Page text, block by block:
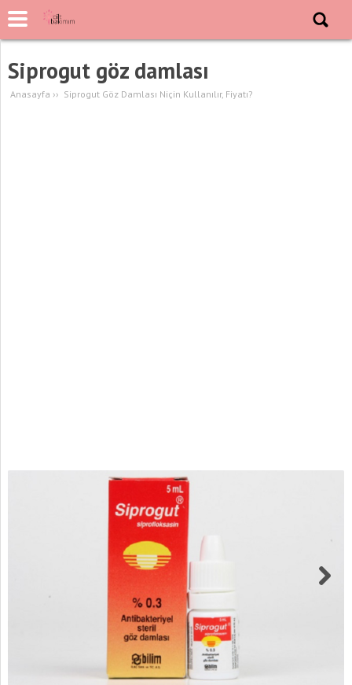
Siprogut göz damlası
Anasayfa ›› Siprogut Göz Damlası Niçin Kullanılır, Fiyatı?